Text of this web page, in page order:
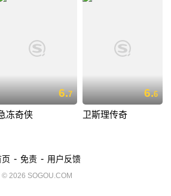
6.7
冻奇侠
6.6
卫斯理传奇
- 免责 - 用户反馈
© 2026 SOGOU.COM